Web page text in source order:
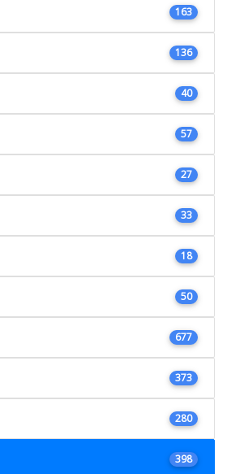
163
136
40
57
27
33
18
50
677
373
280
398